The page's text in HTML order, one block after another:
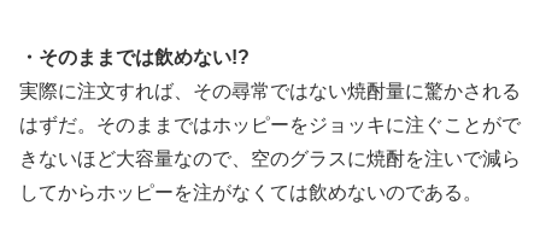
・そのままでは飲めない!?
実際に注文すれば、その尋常ではない焼酎量に驚かされる
はずだ。そのままではホッピーをジョッキに注ぐことがで
きないほど大容量なので、空のグラスに焼酎を注いで減ら
してからホッピーを注がなくては飲めないのである。